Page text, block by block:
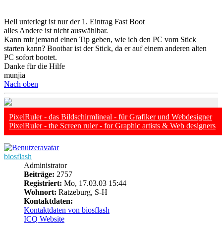
Hell unterlegt ist nur der 1. Eintrag Fast Boot
alles Andere ist nicht auswählbar.
Kann mir jemand einen Tip geben, wie ich den PC vom Stick
starten kann? Bootbar ist der Stick, da er auf einem anderen alten
PC sofort bootet.
Danke für die Hilfe
munjia
Nach oben
PixelRuler - das Bildschirmlineal - für Grafiker und Webdesigner
PixelRuler - the Screen ruler - for Graphic artists & Web designers
biosflash
Administrator
Beiträge: 2757
Registriert: Mo, 17.03.03 15:44
Wohnort: Ratzeburg, S-H
Kontaktdaten:
Kontaktdaten von biosflash
ICQ Website